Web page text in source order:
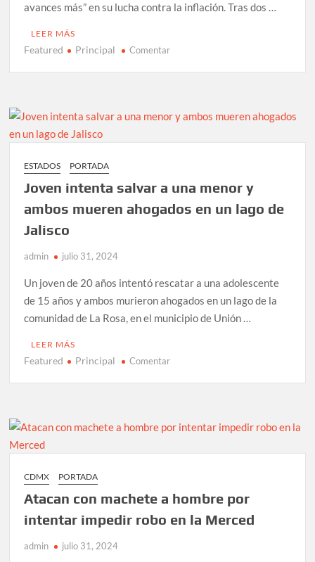
avances más” en su lucha contra la inflación. Tras dos …
LEER MÁS
Featured Principal Comentaren
las
cambios
y
inflación
ESTADOS PORTADA
Joven intenta salvar a una menor y
ambos mueren ahogados en un lago de
Jalisco
admin julio 31, 2024
Un joven de 20 años intentó rescatar a una adolescente
de 15 años y ambos murieron ahogados en un lago de la
comunidad de La Rosa, en el municipio de Unión …
LEER MÁS
Featured Principal Comentaren
menor
mueren
ahogados
CDMX PORTADA
Atacan con machete a hombre por
intentar impedir robo en la Merced
admin julio 31, 2024